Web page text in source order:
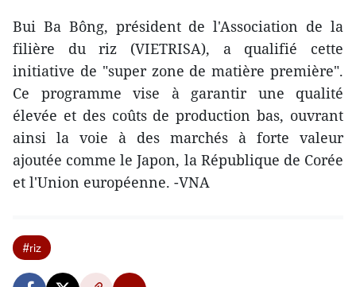
Bui Ba Bông, président de l'Association de la
filière du riz (VIETRISA), a qualifié cette
initiative de "super zone de matière première".
Ce programme vise à garantir une qualité
élevée et des coûts de production bas, ouvrant
ainsi la voie à des marchés à forte valeur
ajoutée comme le Japon, la République de Corée
et l'Union européenne. -VNA
#riz